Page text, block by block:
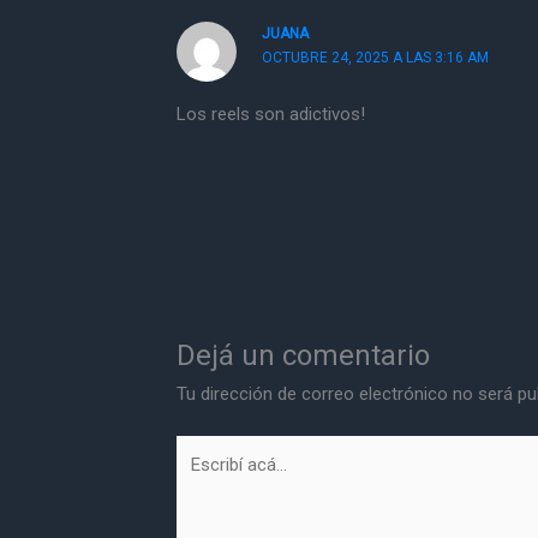
JUANA
OCTUBRE 24, 2025 A LAS 3:16 AM
Los reels son adictivos!
Dejá un comentario
Tu dirección de correo electrónico no será
acá...